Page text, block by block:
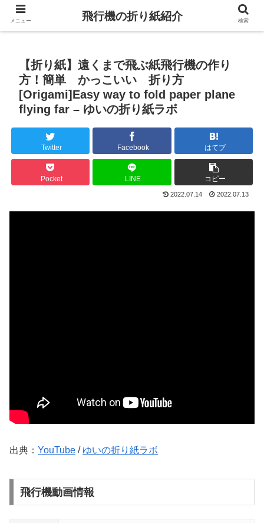
【折り紙】遠くまで飛ぶ紙飛行機の作り
方！簡単 かっこいい 折り方
[Origami]Easy way to fold paper plane
flying far – ゆいの折り紙ラボ
Twitter Facebook はてブ
Pocket LINE コピー
2022.07.14 2022.07.13
出典： YouTube / ゆいの折り紙ラボ
飛行機動画情報
メニュー 飛行機の折り紙紹介 検索